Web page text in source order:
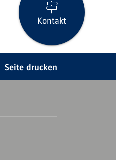
Kontakt
Seite drucken